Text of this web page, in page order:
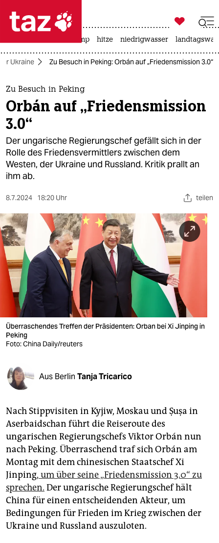
 taz zahl ich
taz zahl ich
themen
politik
öko
gesellschaft
kultur
sport
berlin
nord
wahrheit
verlag
verlag
veranstaltungen
shop
unterstützen
genossenschaft
epaper login

taz zahl ich
usa unter trump hitze niedrigwasser
Ukraine Zu Besuch in Peking: Orbán auf „Friedensmission 3.0“
Zu Besuch in Peking
Orbán auf „Friedensmission
3.0“
Der ungarische Regierungschef gefällt sich in der
Rolle des Friedensvermittlers zwischen dem
Westen, der Ukraine und Russland. Kritik prallt an
ihm ab.
8.7.2024 18:20 Uhr teilen
Überraschendes Treffen der Präsidenten: Orban bei Xi Jinping in
Peking
Foto: China Daily/reuters
Aus Berlin Tanja Tricarico
Nach Stippvisiten in Kyjiw, Moskau und Şuşa in
Aserbaidschan führt die Reiseroute des
ungarischen Regierungschefs Viktor Orbán nun
nach Peking. Überraschend traf sich Orbán am
Montag mit dem chinesischen Staatschef Xi
Jinping, um über seine „Friedensmission 3.0“ zu
sprechen. Der ungarische Regierungschef hält
China für einen entscheidenden Akteur, um
Bedingungen für Frieden im Krieg zwischen der
Ukraine und Russland auszuloten.